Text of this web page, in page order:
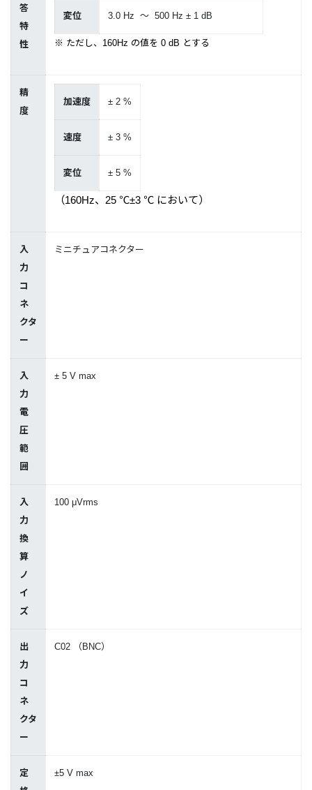
答
特
性
変位 3.0 Hz ～ 500 Hz ± 1 dB
※ ただし、160Hz の値を 0 dB とする
精
度
加速度 ± 2 %
速度 ± 3 %
変位 ± 5 %
（160Hz、25 ℃±3 ℃ において）
入
力
コ
ネ
クタ
ー
ミニチュアコネクター
入
力
電
圧
範
囲
± 5 V max
入
力
換
算
ノ
イ
ズ
100 μVrms
出
力
コ
ネ
クタ
ー
C02 （BNC）
定
±5 V max